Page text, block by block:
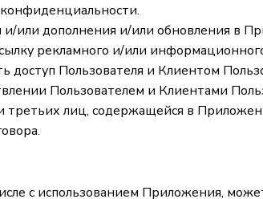
или дополнения и/или обновления в
рекламного и/или
доступ Пользователя и Клиентом
Пользователем и Клиентами
лиц, содержащейся в
с использованием Приложения,